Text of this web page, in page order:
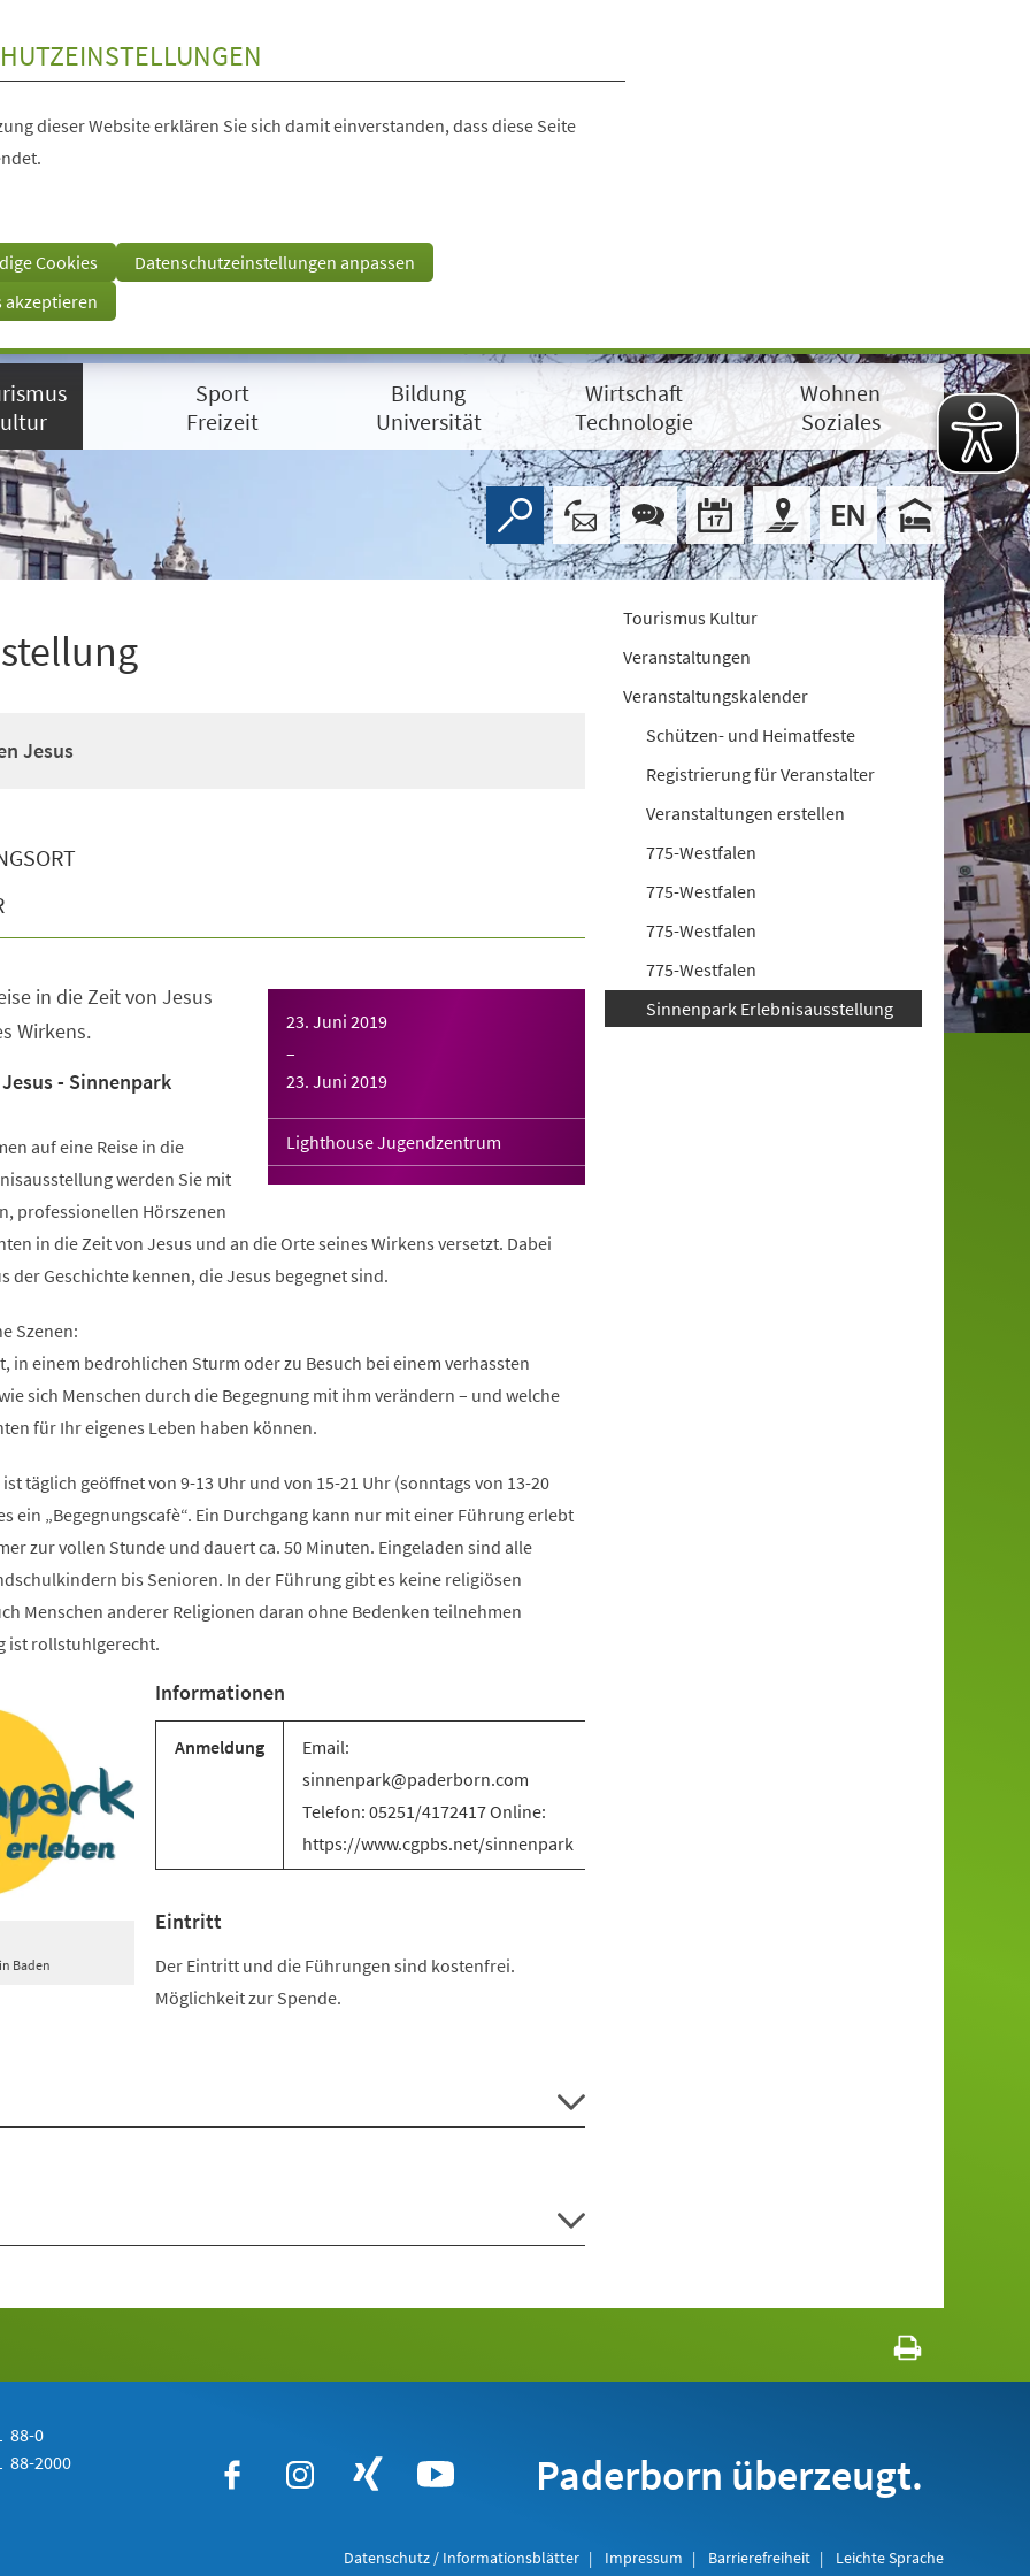
dieser Website erklären Sie sich damit einverstanden, dass diese Seite
Cookies
Datenschutzeinstellungen anpassen
akzeptieren
Sport
Freizeit
Bildung
Universität
Wirtschaft
Technologie
Wohnen
Soziales
Jesus
23. Juni 2019
–
23. Juni 2019
Lighthouse Jugendzentrum
in die Zeit von Jesus
Wirkens.
- Sinnenpark
auf eine Reise in die
werden Sie mit
professionellen Hörszenen
in die Zeit von Jesus und an die Orte seines Wirkens versetzt. Dabei
der Geschichte kennen, die Jesus begegnet sind.
Szenen:
in einem bedrohlichen Sturm oder zu Besuch bei einem verhassten
sich Menschen durch die Begegnung mit ihm verändern – und welche
für Ihr eigenes Leben haben können.
täglich geöffnet von 9-13 Uhr und von 15-21 Uhr (sonntags von 13-20
ein „Begegnungscafè“. Ein Durchgang kann nur mit einer Führung erlebt
zur vollen Stunde und dauert ca. 50 Minuten. Eingeladen sind alle
bis Senioren. In der Führung gibt es keine religiösen
Menschen anderer Religionen daran ohne Bedenken teilnehmen
ist rollstuhlgerecht.
Baden
Informationen
Anmeldung
Email:
sinnenpark@paderborn.com
Telefon: 05251/4172417 Online:
https://www.cgpbs.net/sinnenpark
Eintritt
Der Eintritt und die Führungen sind kostenfrei.
Möglichkeit zur Spende.
Tourismus Kultur
Veranstaltungen
Veranstaltungskalender
Schützen- und Heimatfeste
Registrierung für Veranstalter
Veranstaltungen erstellen
775-Westfalen
775-Westfalen
775-Westfalen
775-Westfalen
Sinnenpark Erlebnisausstellung
88-0
88-2000 Paderborn überzeugt.
Datenschutz / Informationsblätter Impressum Barrierefreiheit Leichte Sprache